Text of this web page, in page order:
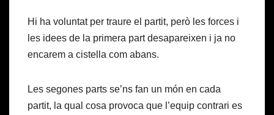
Hi ha voluntat per traure el partit, però les forces i
les idees de la primera part desapareixen i ja no
encarem a cistella com abans.
Les segones parts se’ns fan un món en cada
partit, la qual cosa provoca que l’equip contrari es